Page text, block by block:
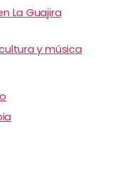
La Guajira
y música